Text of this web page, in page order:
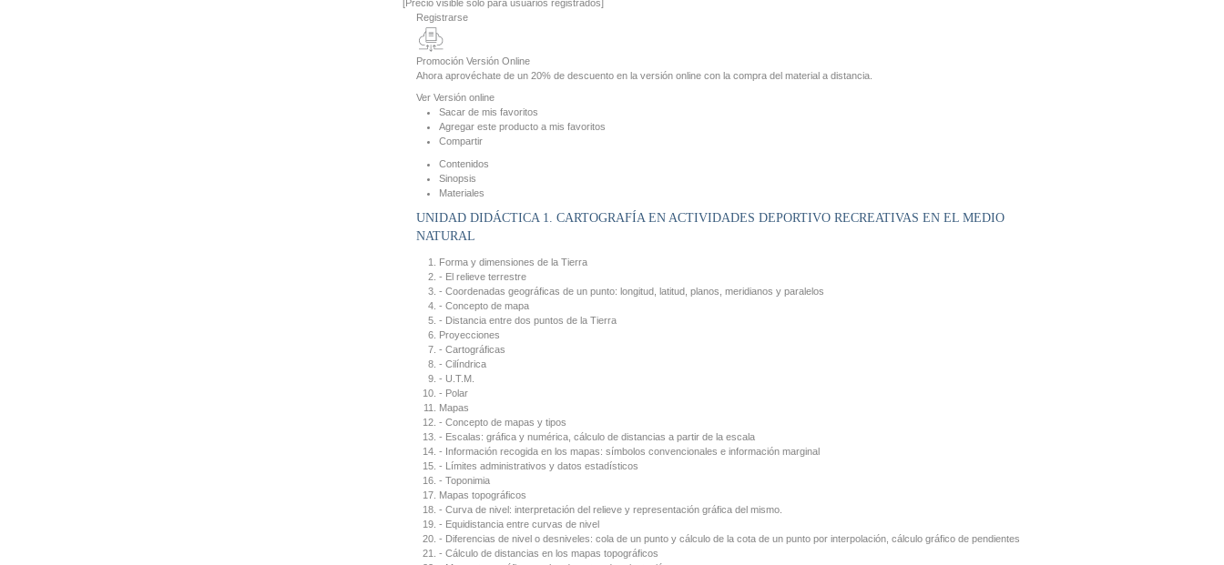
[Precio visible sólo para usuarios registrados]
Registrarse
Promoción Versión Online
Ahora aprovéchate de un 20% de descuento en la versión online con la compra del material a distancia.
Ver Versión online
Sacar de mis favoritos
Agregar este producto a mis favoritos
Compartir
Contenidos
Sinopsis
Materiales
UNIDAD DIDÁCTICA 1. CARTOGRAFÍA EN ACTIVIDADES DEPORTIVO RECREATIVAS EN EL MEDIO
NATURAL
Forma y dimensiones de la Tierra
- El relieve terrestre
- Coordenadas geográficas de un punto: longitud, latitud, planos, meridianos y paralelos
- Concepto de mapa
- Distancia entre dos puntos de la Tierra
Proyecciones
- Cartográficas
- Cilíndrica
- U.T.M.
- Polar
Mapas
- Concepto de mapas y tipos
- Escalas: gráfica y numérica, cálculo de distancias a partir de la escala
- Información recogida en los mapas: símbolos convencionales e información marginal
- Límites administrativos y datos estadísticos
- Toponimia
Mapas topográficos
- Curva de nivel: interpretación del relieve y representación gráfica del mismo.
- Equidistancia entre curvas de nivel
- Diferencias de nivel o desniveles: cola de un punto y cálculo de la cota de un punto por interpolación, cálculo gráfico de pendientes
- Cálculo de distancias en los mapas topográficos